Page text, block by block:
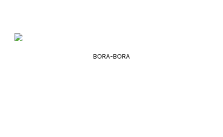
BORA-BORA